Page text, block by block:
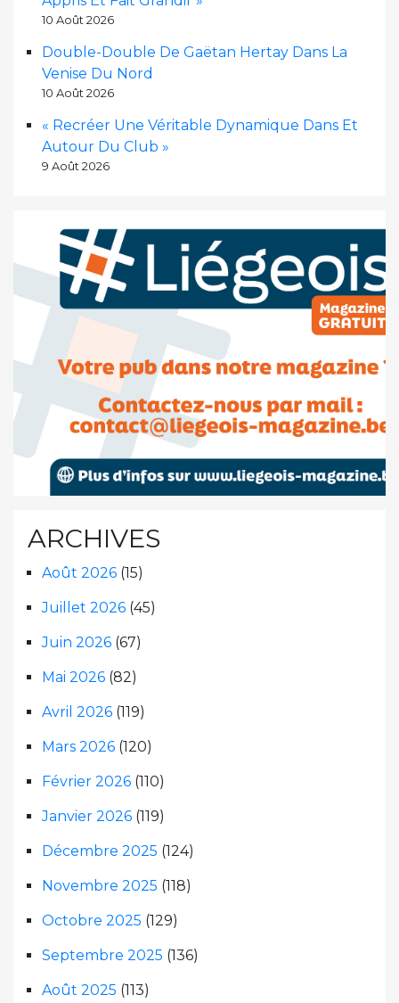
10 Août 2026
Double-Double De Gaëtan Hertay Dans La
Venise Du Nord
10 Août 2026
« Recréer Une Véritable Dynamique Dans Et
Autour Du Club »
9 Août 2026
ARCHIVES
Août 2026 (15)
Juillet 2026 (45)
Juin 2026 (67)
Mai 2026 (82)
Avril 2026 (119)
Mars 2026 (120)
Février 2026 (110)
Janvier 2026 (119)
Décembre 2025 (124)
Novembre 2025 (118)
Octobre 2025 (129)
Septembre 2025 (136)
Août 2025 (113)